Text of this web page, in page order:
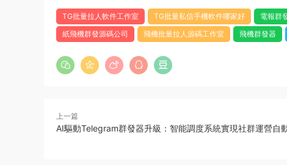
TG批量拉人軟件工作室 TG批量私信手機軟件哪家好 電報群
紙飛機群發源碼公司
飛機批量拉人源碼工作室 飛機群發器
上一篇
AI驅動Telegram群發器升級：智能調度系統實現社群運營自